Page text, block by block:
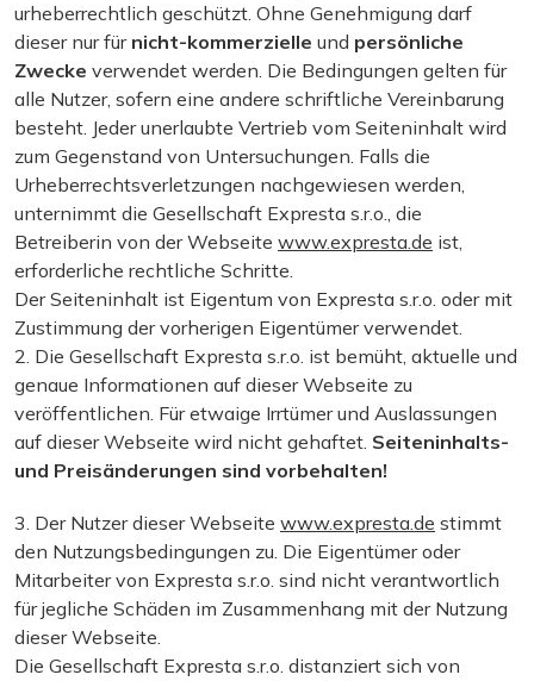
urheberrechtlich geschützt. Ohne Genehmigung darf
dieser nur für nicht-kommerzielle und persönliche
Zwecke verwendet werden. Die Bedingungen gelten für
alle Nutzer, sofern eine andere schriftliche Vereinbarung
besteht. Jeder unerlaubte Vertrieb vom Seiteninhalt wird
zum Gegenstand von Untersuchungen. Falls die
Urheberrechtsverletzungen nachgewiesen werden,
unternimmt die Gesellschaft Expresta s.r.o., die
Betreiberin von der Webseite www.expresta.de ist,
erforderliche rechtliche Schritte.
Der Seiteninhalt ist Eigentum von Expresta s.r.o. oder mit
Zustimmung der vorherigen Eigentümer verwendet.
2. Die Gesellschaft Expresta s.r.o. ist bemüht, aktuelle und
genaue Informationen auf dieser Webseite zu
veröffentlichen. Für etwaige Irrtümer und Auslassungen
auf dieser Webseite wird nicht gehaftet. Seiteninhalts-
und Preisänderungen sind vorbehalten!
3. Der Nutzer dieser Webseite www.expresta.de stimmt
den Nutzungsbedingungen zu. Die Eigentümer oder
Mitarbeiter von Expresta s.r.o. sind nicht verantwortlich
für jegliche Schäden im Zusammenhang mit der Nutzung
dieser Webseite.
Die Gesellschaft Expresta s.r.o. distanziert sich von